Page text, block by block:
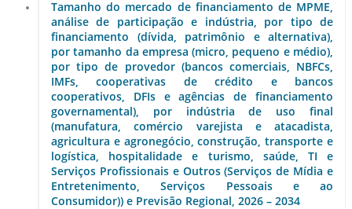
Tamanho do mercado de financiamento de MPME,
análise de participação e indústria, por tipo de
financiamento (dívida, patrimônio e alternativa),
por tamanho da empresa (micro, pequeno e médio),
por tipo de provedor (bancos comerciais, NBFCs,
IMFs, cooperativas de crédito e bancos
cooperativos, DFIs e agências de financiamento
governamental), por indústria de uso final
(manufatura, comércio varejista e atacadista,
agricultura e agronegócio, construção, transporte e
logística, hospitalidade e turismo, saúde, TI e
Serviços Profissionais e Outros (Serviços de Mídia e
Entretenimento, Serviços Pessoais e ao
Consumidor)) e Previsão Regional, 2026 – 2034